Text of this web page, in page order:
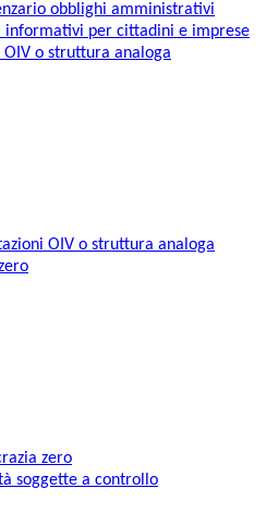
obblighi amministrativi
informativi per cittadini e imprese
o struttura analoga
OIV o struttura analoga
zero
soggette a controllo